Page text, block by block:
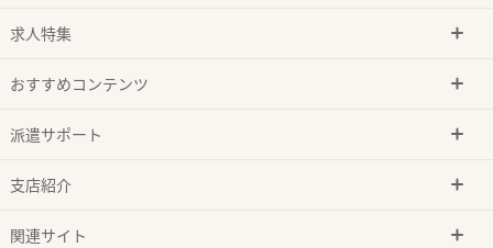
求人特集
おすすめコンテンツ
派遣サポート
支店紹介
関連サイト